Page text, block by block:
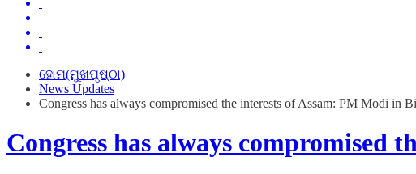
ହୋମ(ମୁଖପୃଷ୍ଠା)
News Updates
Congress has always compromised the interests of Assam: PM Modi in
Congress has always compromised